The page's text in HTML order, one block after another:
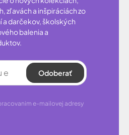
zľavách a inšpiráciách zo
a darčekov, školských
balenia a
Odoberať
e-mailovej adresy